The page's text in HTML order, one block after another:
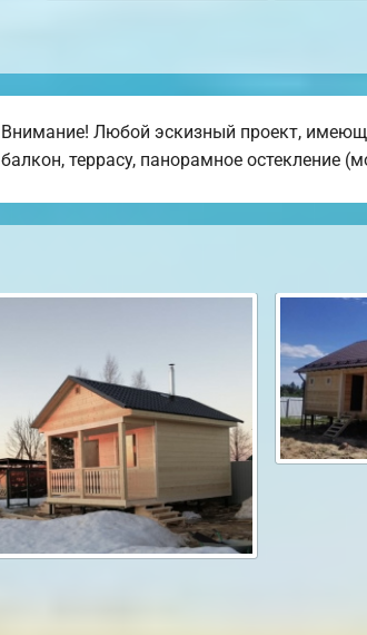
Внимание! Любой эскизный проект,
балкон, террасу, панорамное остекление